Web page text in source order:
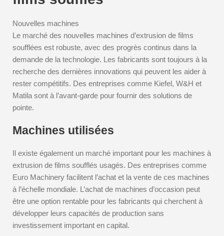
Nouvelles machines
Le marché des nouvelles machines d’extrusion de films
soufflées est robuste, avec des progrès continus dans la
demande de la technologie. Les fabricants sont toujours à la
recherche des dernières innovations qui peuvent les aider à
rester compétitifs. Des entreprises comme Kiefel, W&H et
Matila sont à l’avant-garde pour fournir des solutions de
pointe.
Machines utilisées
Il existe également un marché important pour les machines à
extrusion de films soufflés usagés. Des entreprises comme
Euro Machinery facilitent l’achat et la vente de ces machines
à l’échelle mondiale. L’achat de machines d’occasion peut
être une option rentable pour les fabricants qui cherchent à
développer leurs capacités de production sans
investissement important en capital.